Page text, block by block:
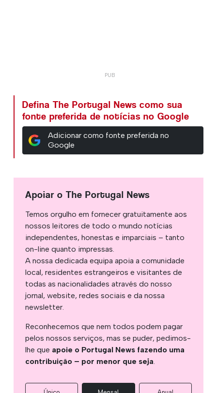
Defina The Portugal News como sua
fonte preferida de notícias no Google
Adicionar como fonte preferida no
Google
Apoiar o The Portugal News
Temos orgulho em fornecer gratuitamente aos
nossos leitores de todo o mundo notícias
independentes, honestas e imparciais – tanto
on-line quanto impressas.
A nossa dedicada equipa apoia a comunidade
local, residentes estrangeiros e visitantes de
todas as nacionalidades através do nosso
jornal, website, redes sociais e da nossa
newsletter.
Reconhecemos que nem todos podem pagar
pelos nossos serviços, mas se puder, pedimos-
lhe que apoie o Portugal News fazendo uma
contribuição – por menor que seja.